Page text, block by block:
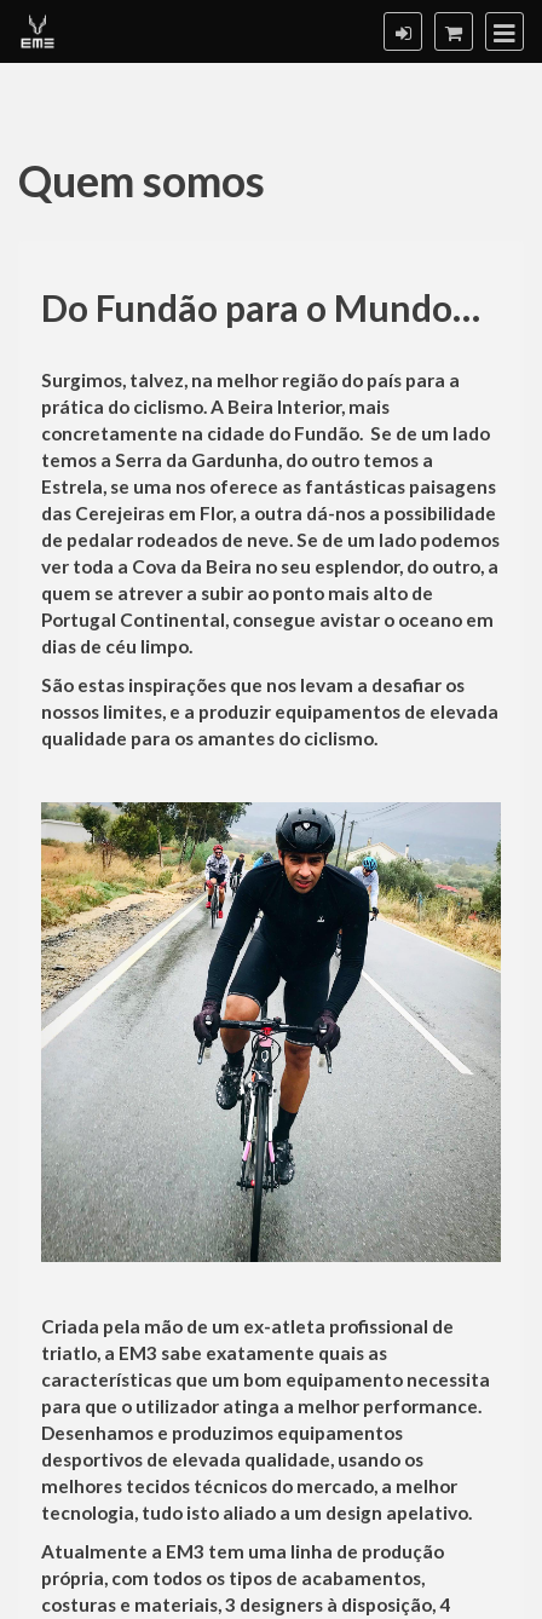
Quem somos
somos
Do Fundão para o Mundo…
Surgimos, talvez, na melhor região do país para a
prática do ciclismo. A Beira Interior, mais
concretamente na cidade do Fundão. Se de um lado
temos a Serra da Gardunha, do outro temos a
Estrela, se uma nos oferece as fantásticas paisagens
das Cerejeiras em Flor, a outra dá-nos a possibilidade
de pedalar rodeados de neve. Se de um lado podemos
ver toda a Cova da Beira no seu esplendor, do outro, a
quem se atrever a subir ao ponto mais alto de
Portugal Continental, consegue avistar o oceano em
dias de céu limpo.
São estas inspirações que nos levam a desafiar os
nossos limites, e a produzir equipamentos de elevada
qualidade para os amantes do ciclismo.
Criada pela mão de um ex-atleta profissional de
triatlo, a EM3 sabe exatamente quais as
características que um bom equipamento necessita
para que o utilizador atinga a melhor performance.
Desenhamos e produzimos equipamentos
desportivos de elevada qualidade, usando os
melhores tecidos técnicos do mercado, a melhor
tecnologia, tudo isto aliado a um design apelativo.
Atualmente a EM3 tem uma linha de produção
própria, com todos os tipos de acabamentos,
costuras e materiais, 3 designers à disposição, 4